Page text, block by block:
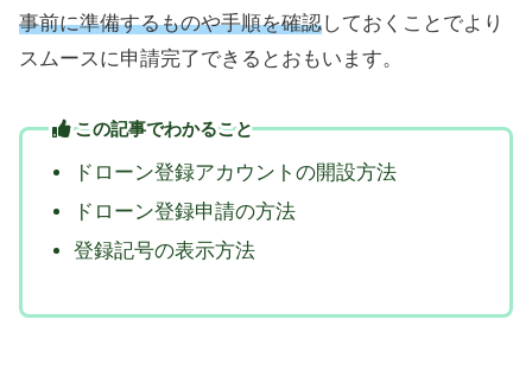
事前に準備するものや手順を確認しておくことでより
スムースに申請完了できるとおもいます。
この記事でわかること
ドローン登録アカウントの開設方法
ドローン登録申請の方法
登録記号の表示方法